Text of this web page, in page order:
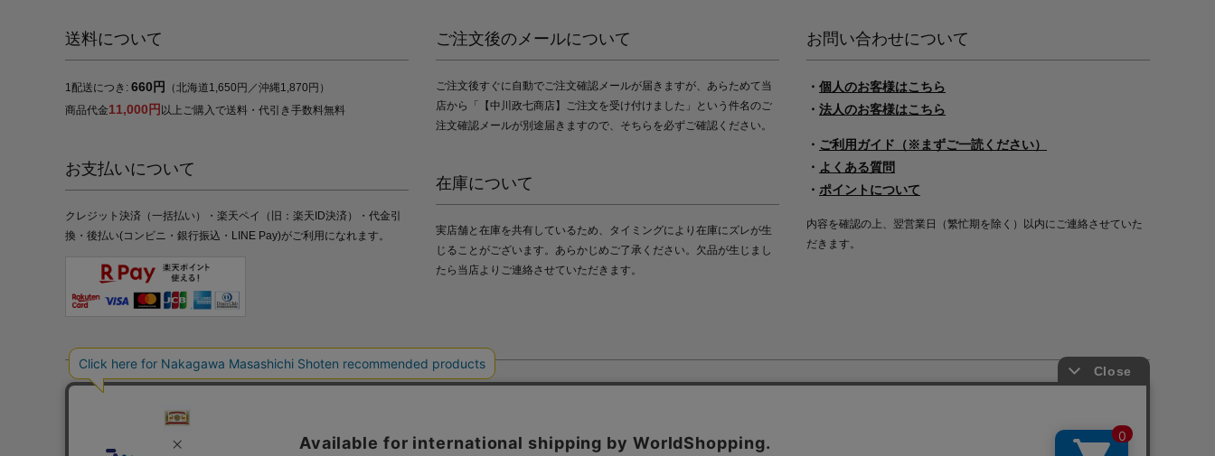
送料について
1配送につき: 660円
（北海道1,650円／沖縄1,870円）
商品代金11,000円 以上ご購入で送料・代引き手数料無料
お支払いについて
クレジット決済（一括払い）・楽天ペイ（旧：楽天ID決済）・代金引
換・後払い(コンビニ・銀行振込・LINE Pay)がご利用になれます。
ご注文後のメールについて
ご注文後すぐに自動でご注文確認メールが届きますが、あらためて当
店から「【中川政七商店】ご注文を受け付けました」という件名のご
注文確認メールが別途届きますので、そちらを必ずご確認ください。
在庫について
実店舗と在庫を共有しているため、タイミングにより在庫にズレが生
じることがございます。あらかじめご了承ください。欠品が生じまし
たら当店よりご連絡させていただきます。
お問い合わせについて
・ 個人のお客様はこちら
・ 法人のお客様はこちら
・ ご利用ガイド（※まずご一読ください）
・ よくある質問
・ ポイントについて
内容を確認の上、翌営業日（繁忙期を除く）以内にご連絡させていた
だきます。
プライバシーポリシー